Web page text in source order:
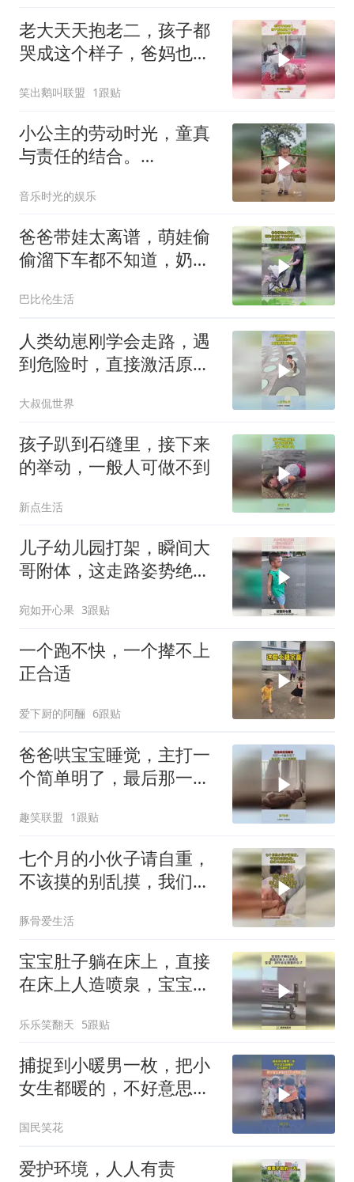
老大天天抱老二，孩子都
哭成这个样子，爸妈也不
笑出鹅叫联盟 1跟贴
小公主的劳动时光，童真
与责任的结合。
音乐时光的娱乐
爸爸带娃太离谱，萌娃偷
偷溜下车都不知道，奶奶
巴比伦生活
人类幼崽刚学会走路，遇
到危险时，直接激活原始
大叔侃世界
孩子趴到石缝里，接下来
的举动，一般人可做不到
新点生活
儿子幼儿园打架，瞬间大
哥附体，这走路姿势绝
宛如开心果 3跟贴
一个跑不快，一个撵不上
正合适
爱下厨的阿酾 6跟贴
爸爸哄宝宝睡觉，主打一
个简单明了，最后那一下
趣笑联盟 1跟贴
七个月的小伙子请自重，
不该摸的别乱摸，我们只
豚骨爱生活
宝宝肚子躺在床上，直接
在床上人造喷泉，宝宝：
乐乐笑翻天 5跟贴
捕捉到小暖男一枚，把小
女生都暖的，不好意思
国民笑花
爱护环境，人人有责